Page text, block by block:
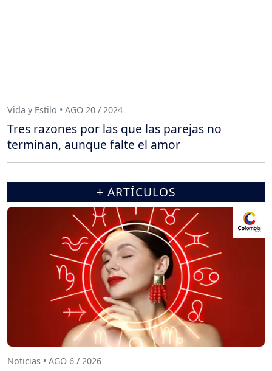
Vida y Estilo • AGO 20 / 2024
Tres razones por las que las parejas no
terminan, aunque falte el amor
+ ARTÍCULOS
Noticias • AGO 6 / 2026